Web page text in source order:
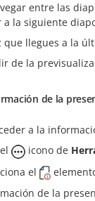
entre las
a la siguiente
que llegues a la
de la
de la
a la
icono de
el
de la